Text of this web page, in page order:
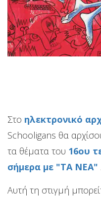
Στο ηλεκτρονικό
Schooligans θα
τα θέματα του 16ου
σήμερα με "ΤΑ ΝΕΑ"
Αυτή τη στιγμή